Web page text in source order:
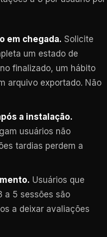
em chegada. Solicite
um estado de
finalizado, um hábito
arquivo exportado. Não
a instalação.
usuários não
tardias perdem a
Usuários que
a 5 sessões são
a deixar avaliações